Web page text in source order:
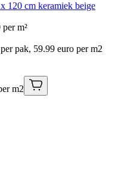
120 cm keramiek beige
per m²
pak, 59.99 euro per m2
m2